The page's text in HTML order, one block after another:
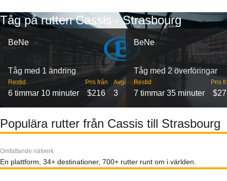
Tåg på rutten Cassis - Strasbourg
BeNe
Tåg med 1 ändring
Restid
6 timmar 10 minuter
Pris från
$216
Avgångar
3
BeNe
Tåg med 2 överföringar
Restid
7 timmar 35 minuter
Pris
Populära rutter från Cassis till Strasbourg
Omfattande nätverk
En plattform, 34+ destinationer, 700+ rutter runt om i världen.